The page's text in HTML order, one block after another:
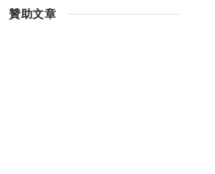
贊助文章